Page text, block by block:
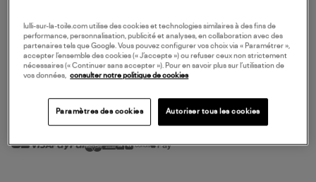
NOS SERVICES
SERVICE CLIENT
MODE DE PAIEMENT
lulli-sur-la-toile.com utilise des cookies et technologies similaires à des fins de
performance, personnalisation, publicité et analyses, en collaboration avec des
partenaires tels que Google. Vous pouvez configurer vos choix via « Paramétrer »,
accepter l’ensemble des cookies (« J’accepte ») ou refuser ceux non strictement
nécessaires (« Continuer sans accepter »). Pour en savoir plus sur l’utilisation de
vos données,
consulter notre politique de cookies
Paramètres des cookies Autoriser tous les cookies